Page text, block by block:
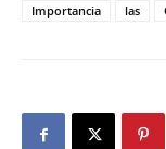
Importancia
las